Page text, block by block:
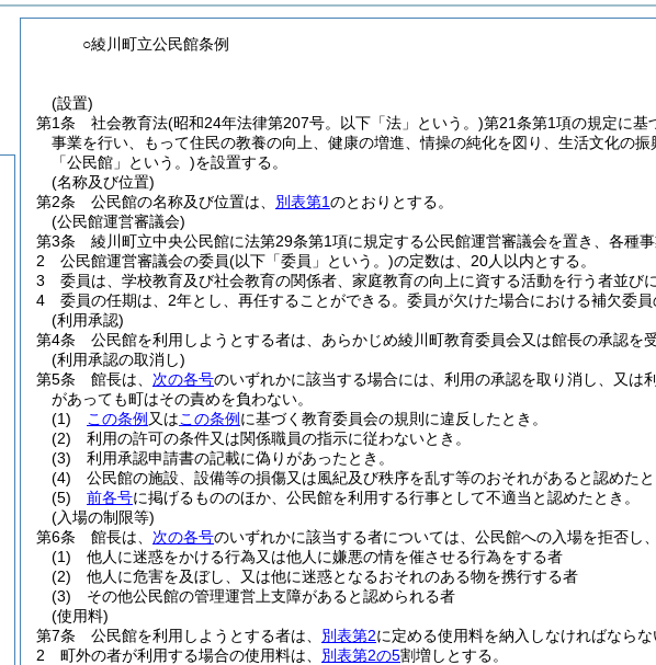
○綾川町立公民館条例
(設置)
第1条
社会教育法(昭和24年法律第207号。以下「法」という。)第21条第1項の規定に基
事業を行い、もって住民の教養の向上、健康の増進、情操の純化を図り、生活文化の
「公民館」という。)を設置する。
(名称及び位置)
第2条
公民館の名称及び位置は、 別表第1のとおりとする。
(公民館運営審議会)
第3条
綾川町立中央公民館に法第29条第1項に規定する公民館運営審議会を置き、各種
2
公民館運営審議会の委員(以下「委員」という。)の定数は、20人以内とする。
3
委員は、学校教育及び社会教育の関係者、家庭教育の向上に資する活動を行う者並び
4
委員の任期は、2年とし、再任することができる。 委員が欠けた場合における補欠委
(利用承認)
第4条
公民館を利用しようとする者は、あらかじめ綾川町教育委員会又は館長の承認を
(利用承認の取消し)
第5条
館長は、 次の各号のいずれかに該当する場合には、利用の承認を取り消し、又は
があっても町はその責めを負わない。
(1)
この条例 又はこの条例 に基づく教育委員会の規則に違反したとき。
(2)
利用の許可の条件又は関係職員の指示に従わないとき。
(3)
利用承認申請書の記載に偽りがあったとき。
(4)
公民館の施設、設備等の損傷又は風紀及び秩序を乱す等のおそれがあると認めたと
(5)
前各号に掲げるもののほか、公民館を利用する行事として不適当と認めたとき。
(入場の制限等)
第6条
館長は、 次の各号のいずれかに該当する者については、公民館への入場を拒否し
(1)
他人に迷惑をかける行為又は他人に嫌悪の情を催させる行為をする者
(2)
他人に危害を及ぼし、又は他に迷惑となるおそれのある物を携行する者
(3)
その他公民館の管理運営上支障があると認められる者
(使用料)
第7条
公民館を利用しようとする者は、 別表第2に定める使用料を納入しなければならな
2
町外の者が利用する場合の使用料は、 別表第2の5割増しとする。